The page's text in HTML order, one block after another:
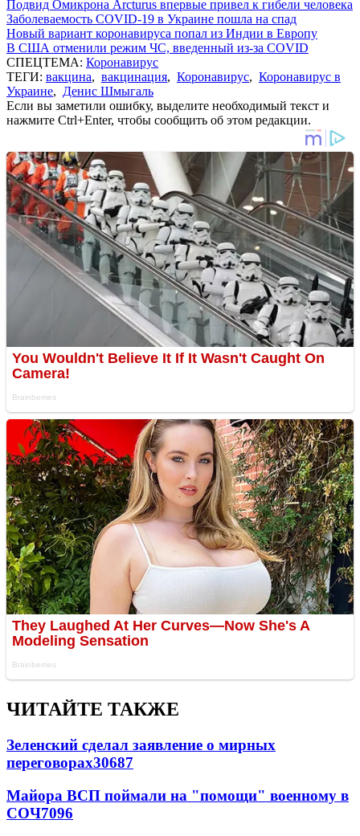
Подвид Омикрона Arcturus впервые привел к гибели человека
Заболеваемость COVID-19 в Украине пошла на спад
Новый вариант коронавируса попал из Индии в Европу
В США отменили режим ЧС, введенный из-за COVID
СПЕЦТЕМА: Коронавирус
ТЕГИ: вакцина, вакцинация, Коронавирус, Коронавирус в
Украине, Денис Шмыгаль
Если вы заметили ошибку, выделите необходимый текст и
нажмите Ctrl+Enter, чтобы сообщить об этом редакции.
ЧИТАЙТЕ ТАКЖЕ
Зеленский сделал заявление о мирных
переговорах30687
Майора ВСП поймали на "помощи" военному в
СОЧ7096